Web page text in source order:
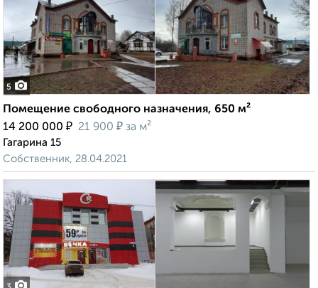
5
Помещение свободного назначения, 650 м²
14 200 000 ₽ 21 900 ₽ за м²
Гагарина 15
Собственник, 28.04.2021